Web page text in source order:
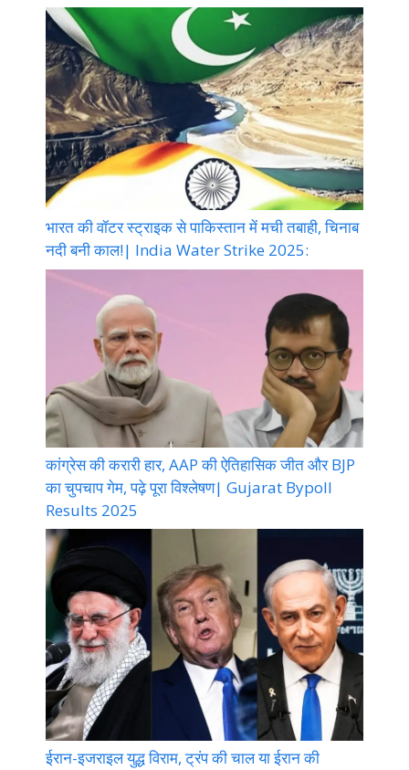
भारत की वॉटर स्ट्राइक से पाकिस्तान में मची तबाही, चिनाब
नदी बनी काल!| India Water Strike 2025:
कांग्रेस की करारी हार, AAP की ऐतिहासिक जीत और BJP
का चुपचाप गेम, पढ़े पूरा विश्लेषण| Gujarat Bypoll
Results 2025
ईरान-इजराइल युद्ध विराम, ट्रंप की चाल या ईरान की